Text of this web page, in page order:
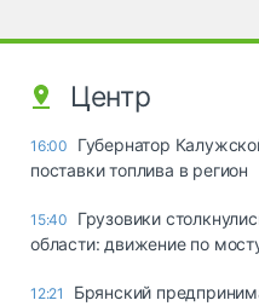
Центр
16:00
Губернатор
поставки топлива в регион
15:40
Грузовики
области: движение по
12:21
Брянский